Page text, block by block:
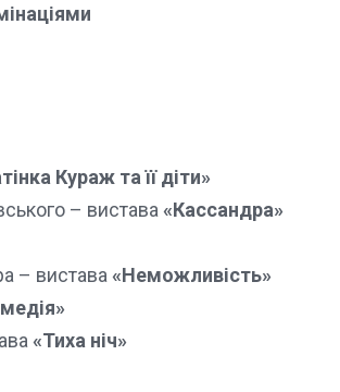
Кураж та її діти»
– вистава «Кассандра»
– вистава «Неможливість»
«Тиха ніч»